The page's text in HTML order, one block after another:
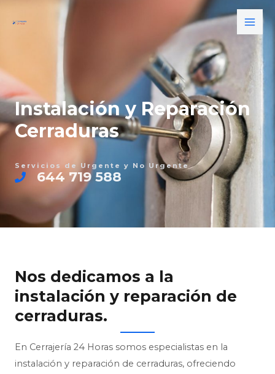
Instalación y Reparación
Cerraduras
Servicios de Urgente y No Urgente
644 719 588
Nos dedicamos a la
instalación y reparación de
cerraduras.
En Cerrajería 24 Horas somos especialistas en la
instalación y reparación de cerraduras, ofreciendo